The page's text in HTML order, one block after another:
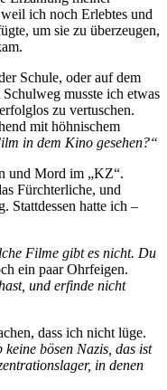
ich noch Erlebtes und
um sie zu überzeugen,
Schule, oder auf dem
musste ich etwas
zu vertuschen.
mit höhnischem
in dem Kino gesehen?“
und Mord im „KZ“.
Fürchterliche, und
Stattdessen hatte ich –
Filme gibt es nicht. Du
ein paar Ohrfeigen.
und erfinde nicht
dass ich nicht lüge.
keine bösen Nazis, das ist
in denen